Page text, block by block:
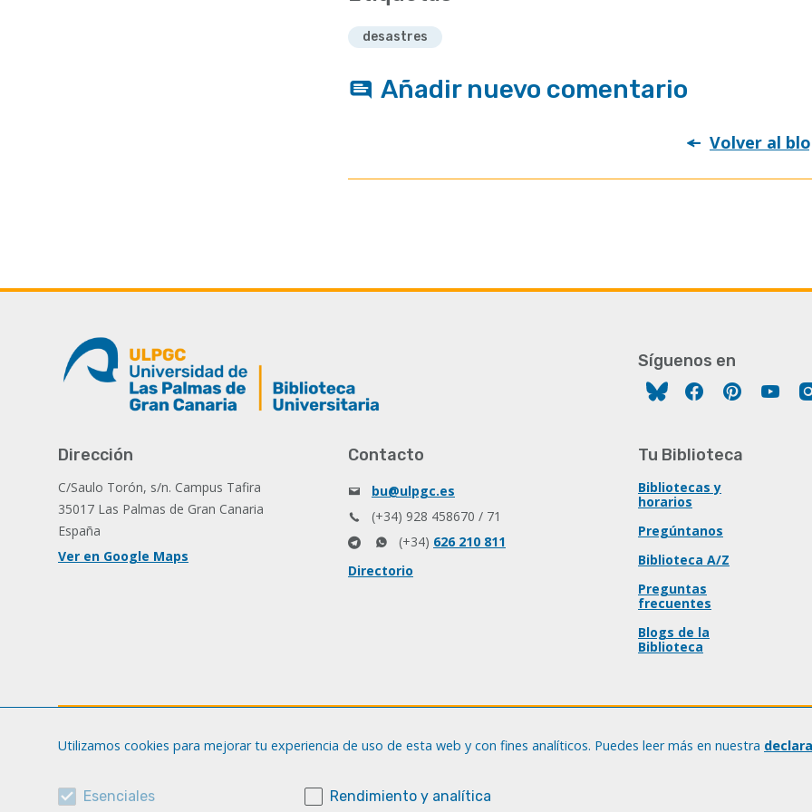
desastres
Añadir nuevo comentario
Volver al
Síguenos en
FacebookPinterest
Dirección
C/Saulo Torón, s/n. Campus Tafira
35017 Las Palmas de Gran Canaria
España
Ver en Google Maps
Contacto
bu@ulpgc.es
(+34) 928 458670 / 71
(+34) 626 210 811
Directorio
Tu Biblioteca
Bibliotecas y
horarios
Pregúntanos
Biblioteca A/Z
Preguntas
frecuentes
Blogs de la
Biblioteca
Utilizamos cookies para mejorar tu experiencia de uso de esta web y con fines analíticos. Puedes leer más en nuestra
Esenciales Rendimiento y analítica